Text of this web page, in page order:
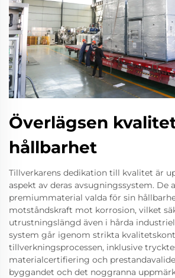
Överlägsen
hållbarhet
Tillverkarens dedikation till kvalitet är
aspekt av deras avsugningssystem. De
premiummaterial valda för sin
motståndskraft mot korrosion, vilket
utrustningslängd även i hårda
system går igenom strikta
tillverkningsprocessen, inklusive
materialcertifiering och
byggandet och det noggranna